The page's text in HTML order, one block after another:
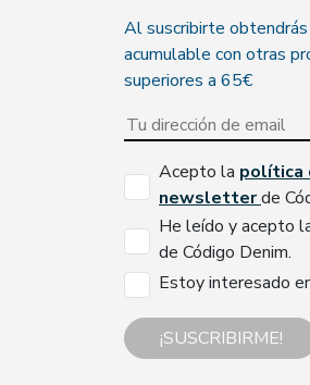
Al suscribirte
acumulable con otras
superiores a 65€
Acepto la política
newsletterde
He leído y acepto
de Código Denim.
Estoy interesado
¡SUSCRIBIRME!